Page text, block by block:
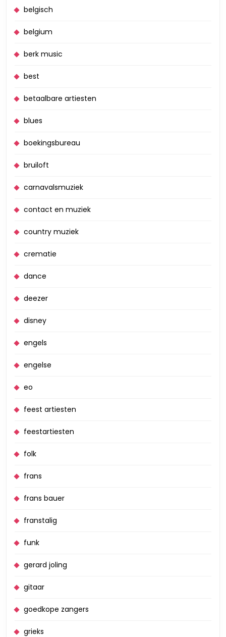
belgisch
belgium
berk music
best
betaalbare artiesten
blues
boekingsbureau
bruiloft
carnavalsmuziek
contact en muziek
country muziek
crematie
dance
deezer
disney
engels
engelse
eo
feest artiesten
feestartiesten
folk
frans
frans bauer
franstalig
funk
gerard joling
gitaar
goedkope zangers
grieks